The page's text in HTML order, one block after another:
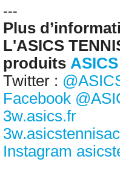
---
Plus
L'ASICS
produits ASICS
Twitter :
Facebook
3w.asics.fr
Instagram